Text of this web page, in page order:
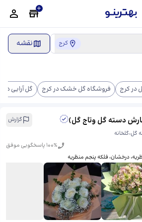
کرج نقشه
در کرج فروشگاه گل خشک در کرج گل آرایی در
دسته گل وتاج گل)
گزارش
گل،گلخانه
100% پاسخگویی موفق
درخشان، ​فلکه پنجم منظریه